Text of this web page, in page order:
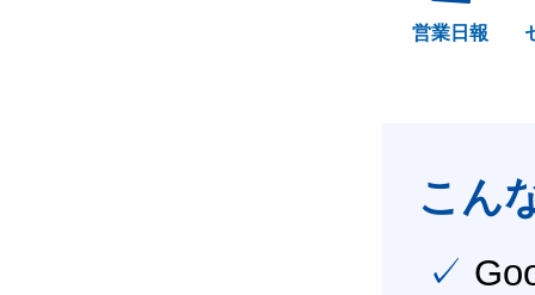
営業日報
こん
✓ Google Workspace（旧G Suite） を社内で導入